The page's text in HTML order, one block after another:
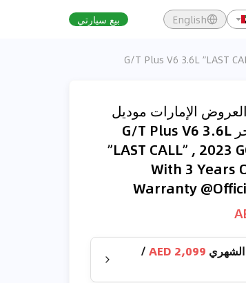
English بيع سيارتي
الإمارات موديل
دودج تشارجر G/T Plus V6 3.6L
”LAST CALL” , 2023
With 3 Years
Warranty
2,099 AED
/